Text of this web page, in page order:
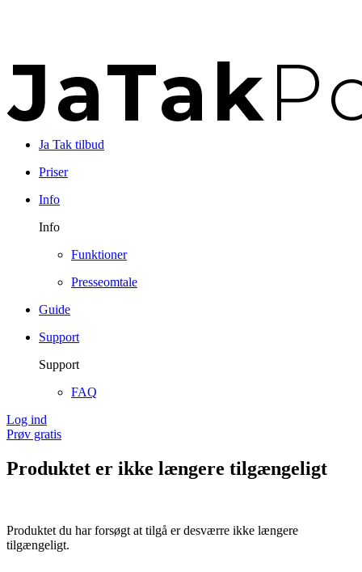
Ja Tak tilbud
Priser
Info
Info
Funktioner
Presseomtale
Guide
Support
Support
FAQ
Log ind
Prøv gratis
Produktet er ikke længere tilgængeligt
Produktet du har forsøgt at tilgå er desværre ikke længere
tilgængeligt.